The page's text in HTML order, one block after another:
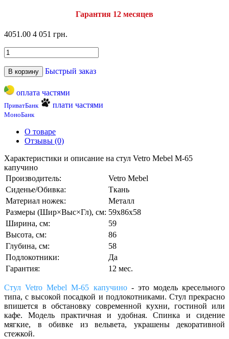
Гарантия 12 месяцев
4051.00 4 051 грн.
В корзину Быстрый заказ
оплата частями
ПриватБанк плати частями
МоноБанк
О товаре
Отзывы (0)
Характеристики и описание на стул Vetro Mebel М-65
капучино
Производитель:
Vetro Mebel
Сиденье/Обивка:
Ткань
Материал ножек:
Металл
Размеры (Шир×Выс×Гл), см: 59х86х58
Ширина, см:
59
Высота, см:
86
Глубина, см:
58
Подлокотники:
Да
Гарантия:
12 мес.
Стул Vetro Mebel М-65 капучино - это модель кресельного
типа, с высокой посадкой и подлокотниками. Стул прекрасно
впишется в обстановку современной кухни, гостиной или
кафе. Модель практичная и удобная. Спинка и сидение
мягкие, в обивке из вельвета, украшены декоративной
стежкой.